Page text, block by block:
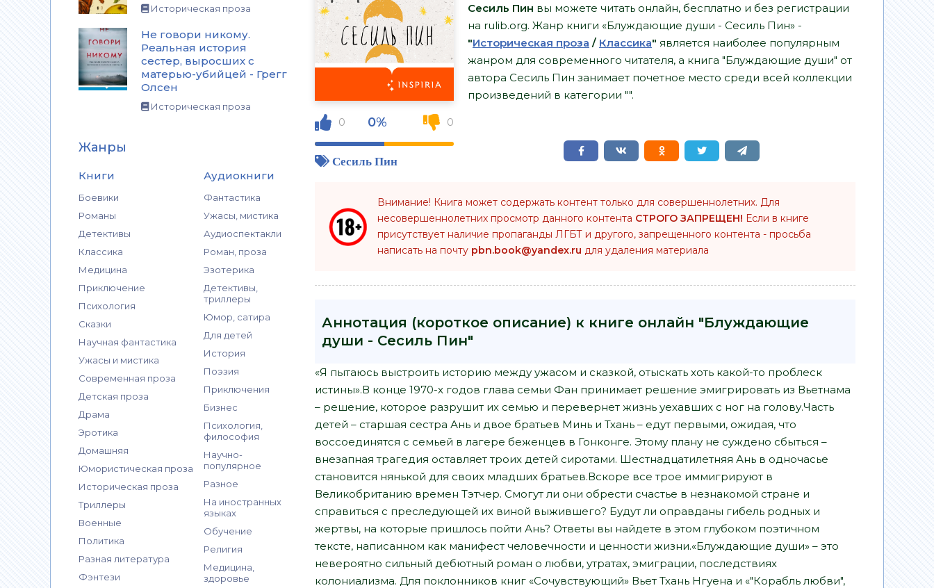
Историческая проза
Не говори никому.
Реальная история
сестер, выросших с
матерью-убийцей - Грегг
Олсен
Историческая проза
Жанры
Книги
Боевики
Романы
Детективы
Классика
Медицина
Приключение
Психология
Сказки
Научная фантастика
Ужасы и мистика
Современная проза
Детская проза
Драма
Эротика
Домашняя
Юмористическая проза
Историческая проза
Триллеры
Военные
Политика
Разная литература
Фэнтези
Аудиокниги
Фантастика
Ужасы, мистика
Аудиоспектакли
Роман, проза
Эзотерика
Детективы,
триллеры
Юмор, сатира
Для детей
История
Поэзия
Приключения
Бизнес
Психология,
философия
Научно-
популярное
Разное
На иностранных
языках
Обучение
Религия
Медицина,
здоровье
0 0% 0
Сесиль Пин
Сесиль Пин вы можете читать онлайн, бесплатно и без регистрации
на rulib.org. Жанр книги «Блуждающие души - Сесиль Пин» -
"Историческая проза / Классика" является наиболее популярным
жанром для современного читателя, а книга "Блуждающие души" от
автора Сесиль Пин занимает почетное место среди всей коллекции
произведений в категории "".
Внимание! Книга может содержать контент только для совершеннолетних. Для
несовершеннолетних просмотр данного контента СТРОГО ЗАПРЕЩЕН! Если в книге
присутствует наличие пропаганды ЛГБТ и другого, запрещенного контента - просьба
написать на почту pbn.book@yandex.ru для удаления материала
Аннотация (короткое описание) к книге онлайн "Блуждающие
души - Сесиль Пин"
«Я пытаюсь выстроить историю между ужасом и сказкой, отыскать хоть какой-то проблеск
истины».В конце 1970-х годов глава семьи Фан принимает решение эмигрировать из Вьетнама
– решение, которое разрушит их семью и перевернет жизнь уехавших с ног на голову.Часть
детей – старшая сестра Ань и двое братьев Минь и Тхань – едут первыми, ожидая, что
воссоединятся с семьей в лагере беженцев в Гонконге. Этому плану не суждено сбыться –
внезапная трагедия оставляет троих детей сиротами. Шестнадцатилетняя Ань в одночасье
становится нянькой для своих младших братьев.Вскоре все трое иммигрируют в
Великобританию времен Тэтчер. Смогут ли они обрести счастье в незнакомой стране и
справиться с преследующей их виной выжившего? Будут ли оправданы гибель родных и
жертвы, на которые пришлось пойти Ань? Ответы вы найдете в этом глубоком поэтичном
тексте, написанном как манифест человечности и ценности жизни.«Блуждающие души» – это
невероятно сильный дебютный роман о любви, утратах, эмиграции, последствиях
колониализма. Для поклонников книг «Сочувствующий» Вьет Тхань Нгуена и «"Корабль любви",